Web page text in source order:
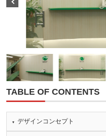
TABLE OF CONTENTS
デザインコンセプト